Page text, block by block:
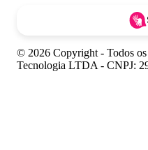
© 2026 Copyright - Todos
Tecnologia LTDA - CNPJ: